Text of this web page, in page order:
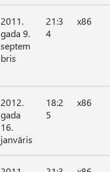
2011.
gada 9.
septem
bris
21:3
4
x86
2012.
gada
16.
janvāris
18:2
5
x86